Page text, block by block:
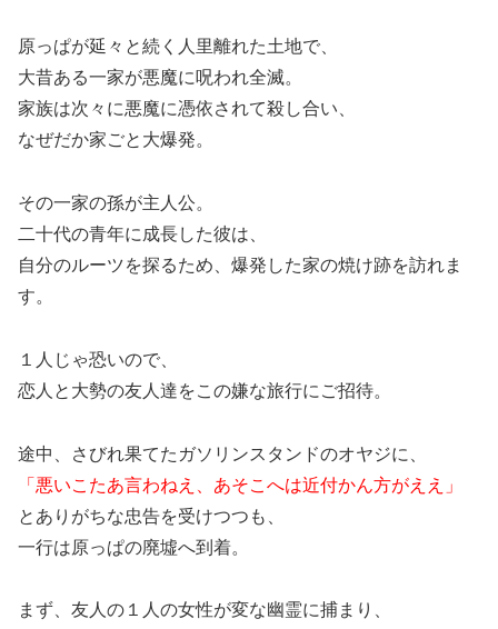
原っぱが延々と続く人里離れた土地で、
大昔ある一家が悪魔に呪われ全滅。
家族は次々に悪魔に憑依されて殺し合い、
なぜだか家ごと大爆発。
その一家の孫が主人公。
二十代の青年に成長した彼は、
自分のルーツを探るため、爆発した家の焼け跡を訪れま
す。
１人じゃ恐いので、
恋人と大勢の友人達をこの嫌な旅行にご招待。
途中、さびれ果てたガソリンスタンドのオヤジに、
「悪いこたあ言わねえ、あそこへは近付かん方がええ」
とありがちな忠告を受けつつも、
一行は原っぱの廃墟へ到着。
まず、友人の１人の女性が変な幽霊に捕まり、